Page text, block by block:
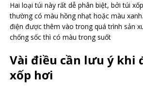
Hai loại túi này rất dễ phân biệt, bởi túi
thường có màu hồng nhạt hoặc màu
điện được thêm vào trong quá trình sản
chống sốc thì có màu trong suốt
Vài điều cần lưu ý khi
xốp hơi